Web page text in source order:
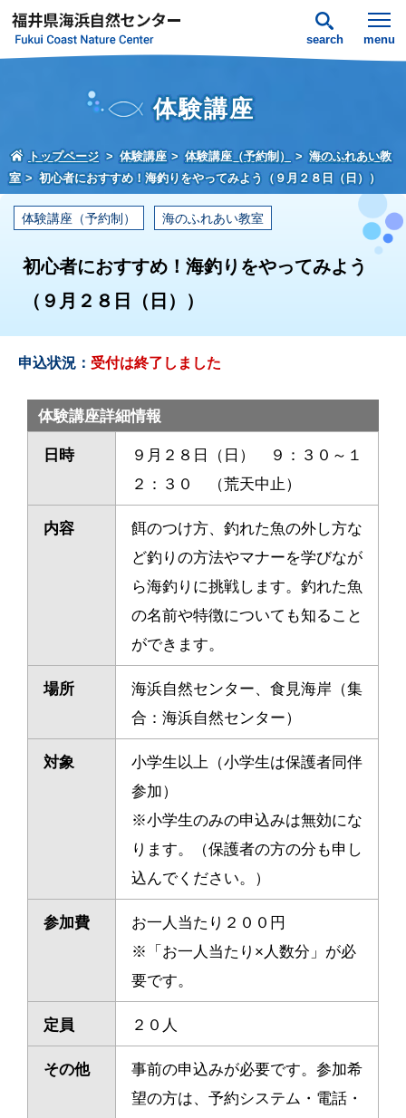
search menu
体験講座
トップページ 体験講座 体験講座（予約制）
海のふれあい教
室
初心者におすすめ！海釣りをやってみよう（９月２８日（日））
体験講座（予約制） 海のふれあい教室
初心者におすすめ！海釣りをやってみよう
（９月２８日（日））
申込状況： 受付は終了しました
体験講座詳細情報
日時
９月２８日（日） ９：３０～１
２：３０ （荒天中止）
内容
餌のつけ方、釣れた魚の外し方な
ど釣りの方法やマナーを学びなが
ら海釣りに挑戦します。釣れた魚
の名前や特徴についても知ること
ができます。
場所
海浜自然センター、食見海岸（集
合：海浜自然センター）
対象
小学生以上（小学生は保護者同伴
参加）
※小学生のみの申込みは無効にな
ります。（保護者の方の分も申し
込んでください。）
参加費
お一人当たり２００円
※「お一人当たり×人数分」が必
要です。
定員 ２０人
その他 事前の申込みが必要です。 参加希
望の方は、予約システム・電話・